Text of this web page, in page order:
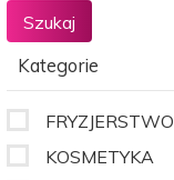
Kategorie
FRYZJERSTWO
KOSMETYKA